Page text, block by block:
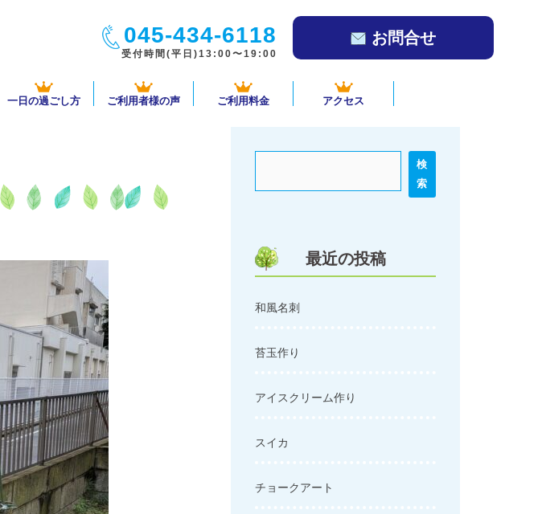
045-434-6118
受付時間(平日)13:00〜19:00
お問合せ
一日の過ごし方 ご利用者様の声 ご利用料金 アクセス
検
索
最近の投稿
和風名刺
苔玉作り
アイスクリーム作り
スイカ
チョークアート